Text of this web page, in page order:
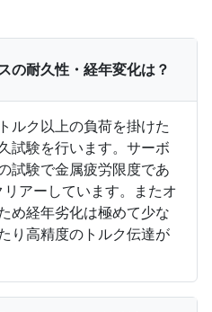
の耐久性・経年変化は？
ルク以上の負荷を掛けた
試験を行います。サーボ
試験で金属疲労限度であ
リアーしています。またオ
め経年劣化は極めて少な
り高精度のトルク伝達が